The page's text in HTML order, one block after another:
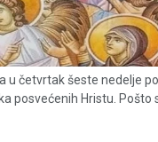
u četvrtak šeste nedelje
posvećenih Hristu. Pošto